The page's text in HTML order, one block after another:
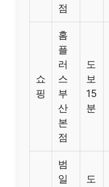
점
쇼
핑
홈
플
러
스
부
산
본
점
도
보
15
분
범
일
도